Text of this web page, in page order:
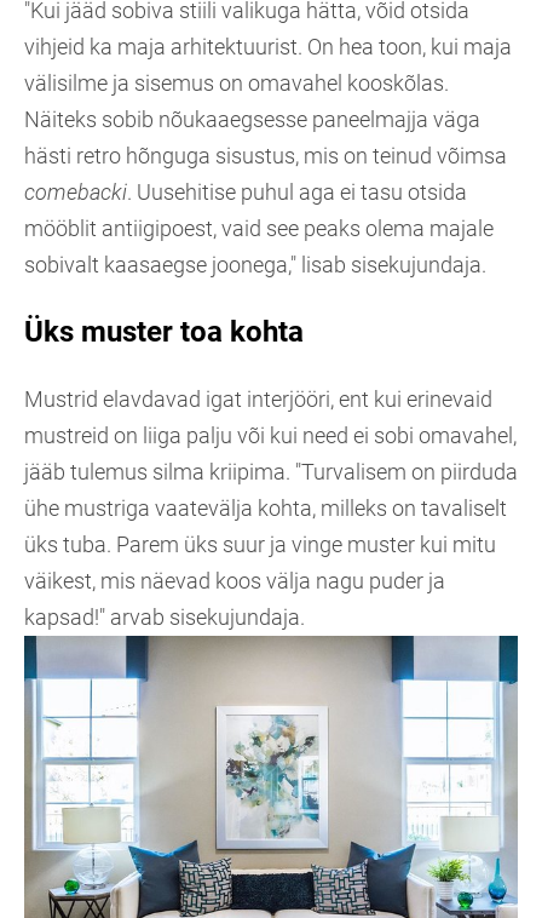
"Kui jääd sobiva stiili valikuga hätta, võid otsida
vihjeid ka maja arhitektuurist. On hea toon, kui maja
välisilme ja sisemus on omavahel kooskõlas.
Näiteks sobib nõukaaegsesse paneelmajja väga
hästi retro hõnguga sisustus, mis on teinud võimsa
comebacki. Uusehitise puhul aga ei tasu otsida
mööblit antiigipoest, vaid see peaks olema majale
sobivalt kaasaegse joonega," lisab sisekujundaja.
Üks muster toa kohta
Mustrid elavdavad igat interjööri, ent kui erinevaid
mustreid on liiga palju või kui need ei sobi omavahel,
jääb tulemus silma kriipima. "Turvalisem on piirduda
ühe mustriga vaatevälja kohta, milleks on tavaliselt
üks tuba. Parem üks suur ja vinge muster kui mitu
väikest, mis näevad koos välja nagu puder ja
kapsad!" arvab sisekujundaja.